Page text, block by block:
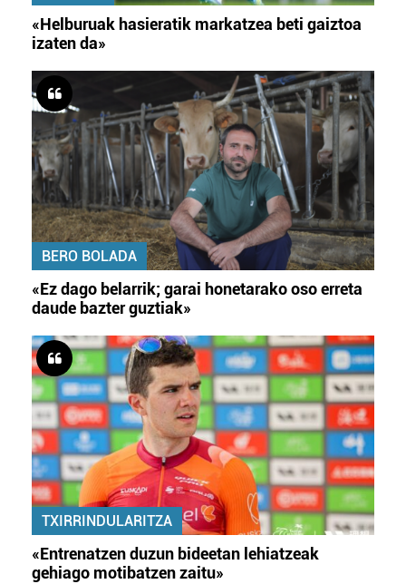
«Helburuak hasieratik markatzea beti gaiztoa
izaten da»
BERO BOLADA
«Ez dago belarrik; garai honetarako oso erreta
daude bazter guztiak»
TXIRRINDULARITZA
«Entrenatzen duzun bideetan lehiatzeak
gehiago motibatzen zaitu»